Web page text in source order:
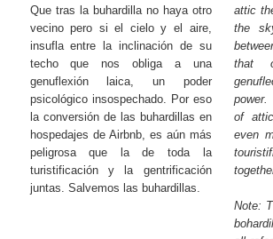
Que tras la buhardilla no haya otro
vecino pero si el cielo y el aire,
insufla entre la inclinación de su
techo que nos obliga a una
genuflexión laica, un poder
psicológico insospechado. Por eso
la conversión de las buhardillas en
hospedajes de Airbnb, es aún más
peligrosa que la de toda la
turistificación y la gentrificación
juntas. Salvemos las buhardillas.
attic
the
that
power.
of
even
Note: